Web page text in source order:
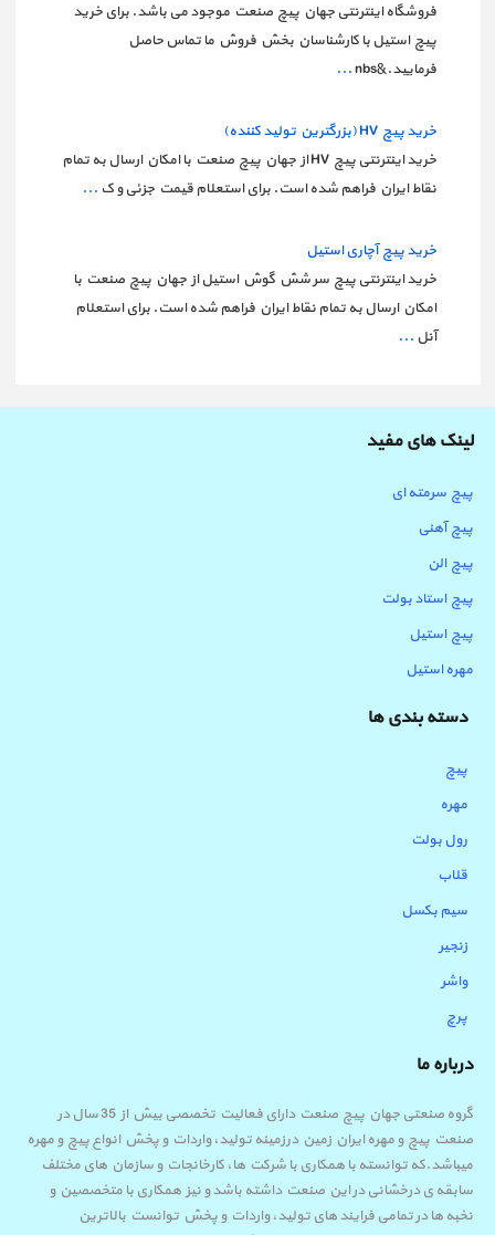
فروشگاه اینترنتی جهان پیچ صنعت موجود می باشد. برای خرید
پیچ استیل با کارشناسان بخش فروش ما تماس حاصل
فرمایید.&nbs
...
خرید پیچ HV (بزرگترین تولید کننده)
خرید اینترنتی پیچ HV از جهان پیچ صنعت با امکان ارسال به تمام
نقاط ایران فراهم شده است. برای استعلام قیمت جزئی و ک ...
خرید پیچ آچاری استیل
خرید اینترنتی پیچ سر شش گوش استیل از جهان پیچ صنعت با
امکان ارسال به تمام نقاط ایران فراهم شده است. برای استعلام
آنل ...
لینک های مفید
پیچ سرمته ای
پیچ آهنی
پیچ الن
پیچ استاد بولت
پیچ استیل
مهره استیل
دسته بندی ها
پیچ
مهره
رول بولت
قلاب
سیم بکسل
زنجیر
واشر
پرچ
درباره ما
گروه صنعتی جهان پیچ صنعت دارای فعالیت تخصصی بیش از 35 سال در
صنعت پیچ و مهره ایران زمین درزمینه تولید، واردات و پخش انواع پیچ و مهره
میباشد.که توانسته با همکاری با شرکت ها، کارخانجات و سازمان های مختلف
سابقه ی درخشانی در این صنعت داشته باشد و نیز همکاری با متخصصین و
نخبه ها در تمامی فرایند های تولید، واردات و پخش توانست بالاترین